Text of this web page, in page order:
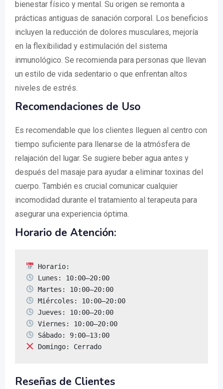
bienestar físico y mental. Su origen se remonta a
prácticas antiguas de sanación corporal. Los beneficios
incluyen la reducción de dolores musculares, mejoría
en la flexibilidad y estimulación del sistema
inmunológico. Se recomienda para personas que llevan
un estilo de vida sedentario o que enfrentan altos
niveles de estrés.
Recomendaciones de Uso
Es recomendable que los clientes lleguen al centro con
tiempo suficiente para llenarse de la atmósfera de
relajación del lugar. Se sugiere beber agua antes y
después del masaje para ayudar a eliminar toxinas del
cuerpo. También es crucial comunicar cualquier
incomodidad durante el tratamiento al terapeuta para
asegurar una experiencia óptima.
Horario de Atención:
Domingo: Cerrado
Reseñas de Clientes